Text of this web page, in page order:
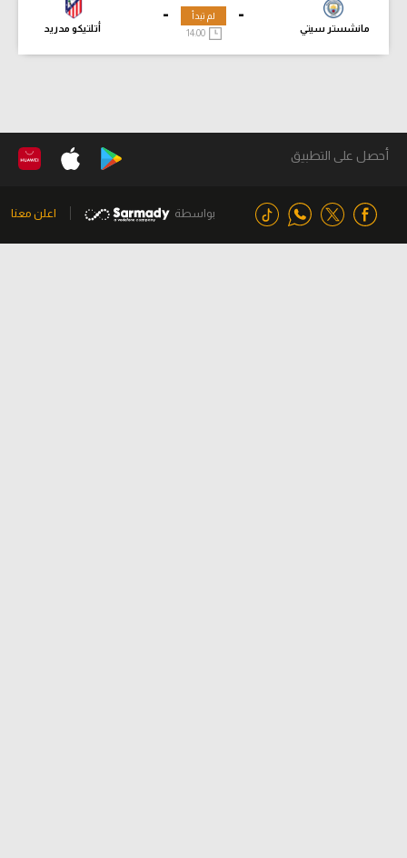
-
مانشستر سيتي
-
أتلتيكو مدريد
لم تبدأ
14:00
أحصل على التطبيق
بواسطة اعلن معنا